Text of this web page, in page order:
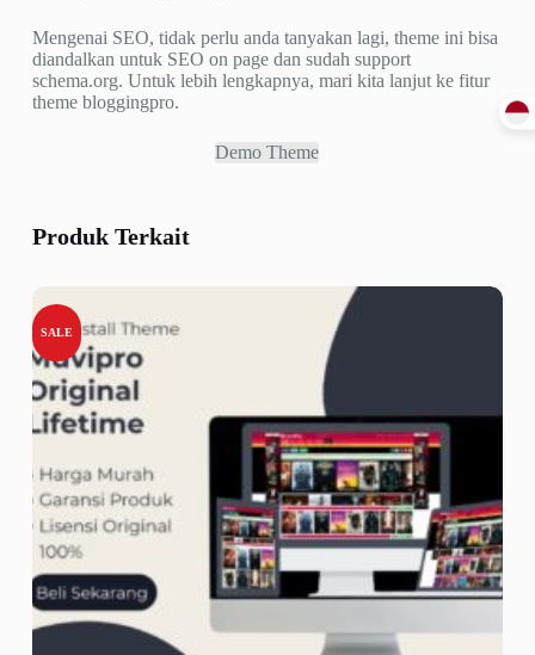
Mengenai SEO, tidak perlu anda tanyakan lagi, theme ini bisa
diandalkan untuk SEO on page dan sudah support
schema.org. Untuk lebih lengkapnya, mari kita lanjut ke fitur
theme bloggingpro.
Demo Theme
Produk Terkait
SALE